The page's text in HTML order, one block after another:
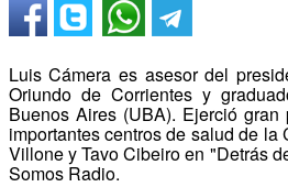
Luis Cámera es asesor del
Oriundo de Corrientes y
Buenos Aires (UBA). Ejerció
importantes centros de salud de
Villone y Tavo Cibeiro en "Detrás
Somos Radio.